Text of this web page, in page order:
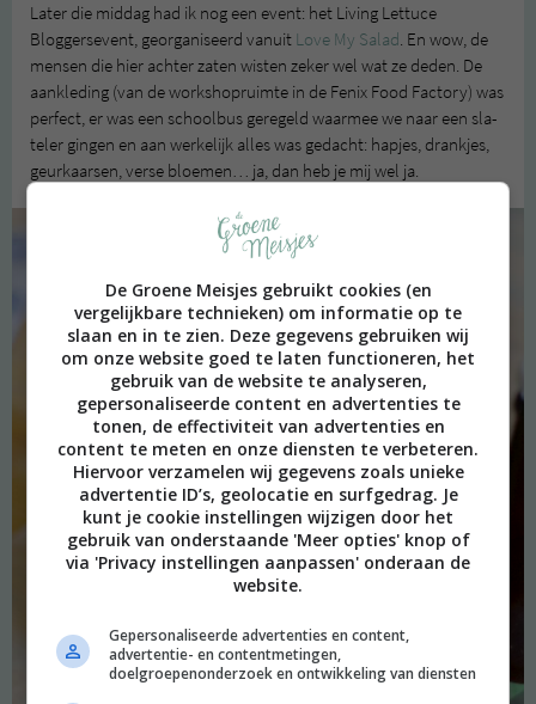
Later die middag had ik nog een event: het Living Lettuce
Bloggersevent, georganiseerd vanuit Love My Salad. En wow, de
mensen die hier achter zaten wisten zeker wel wat ze deden. De
aankleding (van de workshopruimte in de Fenix Food Factory) was
perfect, er was een schoolbus geregeld waarmee we naar een sla-
teler gingen en aan werkelijk alles was gedacht: hapjes, drankjes,
geurkaarsen, verse bloemen… ja, dan heb je mij wel ja.
De Groene Meisjes gebruikt cookies (en
vergelijkbare technieken) om informatie op te
slaan en in te zien. Deze gegevens gebruiken wij
om onze website goed te laten functioneren, het
gebruik van de website te analyseren,
gepersonaliseerde content en advertenties te
tonen, de effectiviteit van advertenties en
content te meten en onze diensten te verbeteren.
Hiervoor verzamelen wij gegevens zoals unieke
advertentie ID’s, geolocatie en surfgedrag. Je
kunt je cookie instellingen wijzigen door het
gebruik van onderstaande 'Meer opties' knop of
via 'Privacy instellingen aanpassen' onderaan de
website.
Gepersonaliseerde advertenties en content,
advertentie- en contentmetingen,
doelgroepenonderzoek en ontwikkeling van diensten